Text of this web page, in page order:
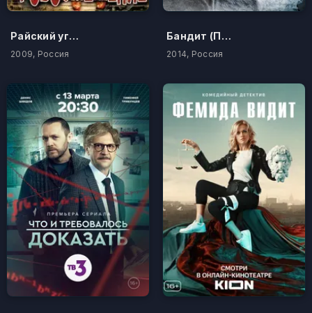
Райский уголок
2009, Россия
Бандит (Прости меня, мама)
2014, Россия